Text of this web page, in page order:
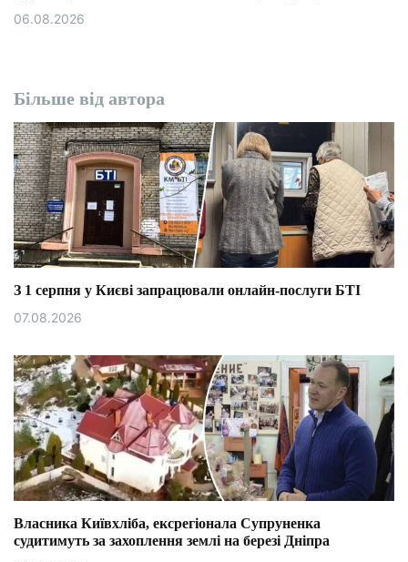
06.08.2026
Більше від автора
З 1 серпня у Києві запрацювали онлайн-послуги БТІ
07.08.2026
Власника Київхліба, ексрегіонала Супруненка
судитимуть за захоплення землі на березі Дніпра